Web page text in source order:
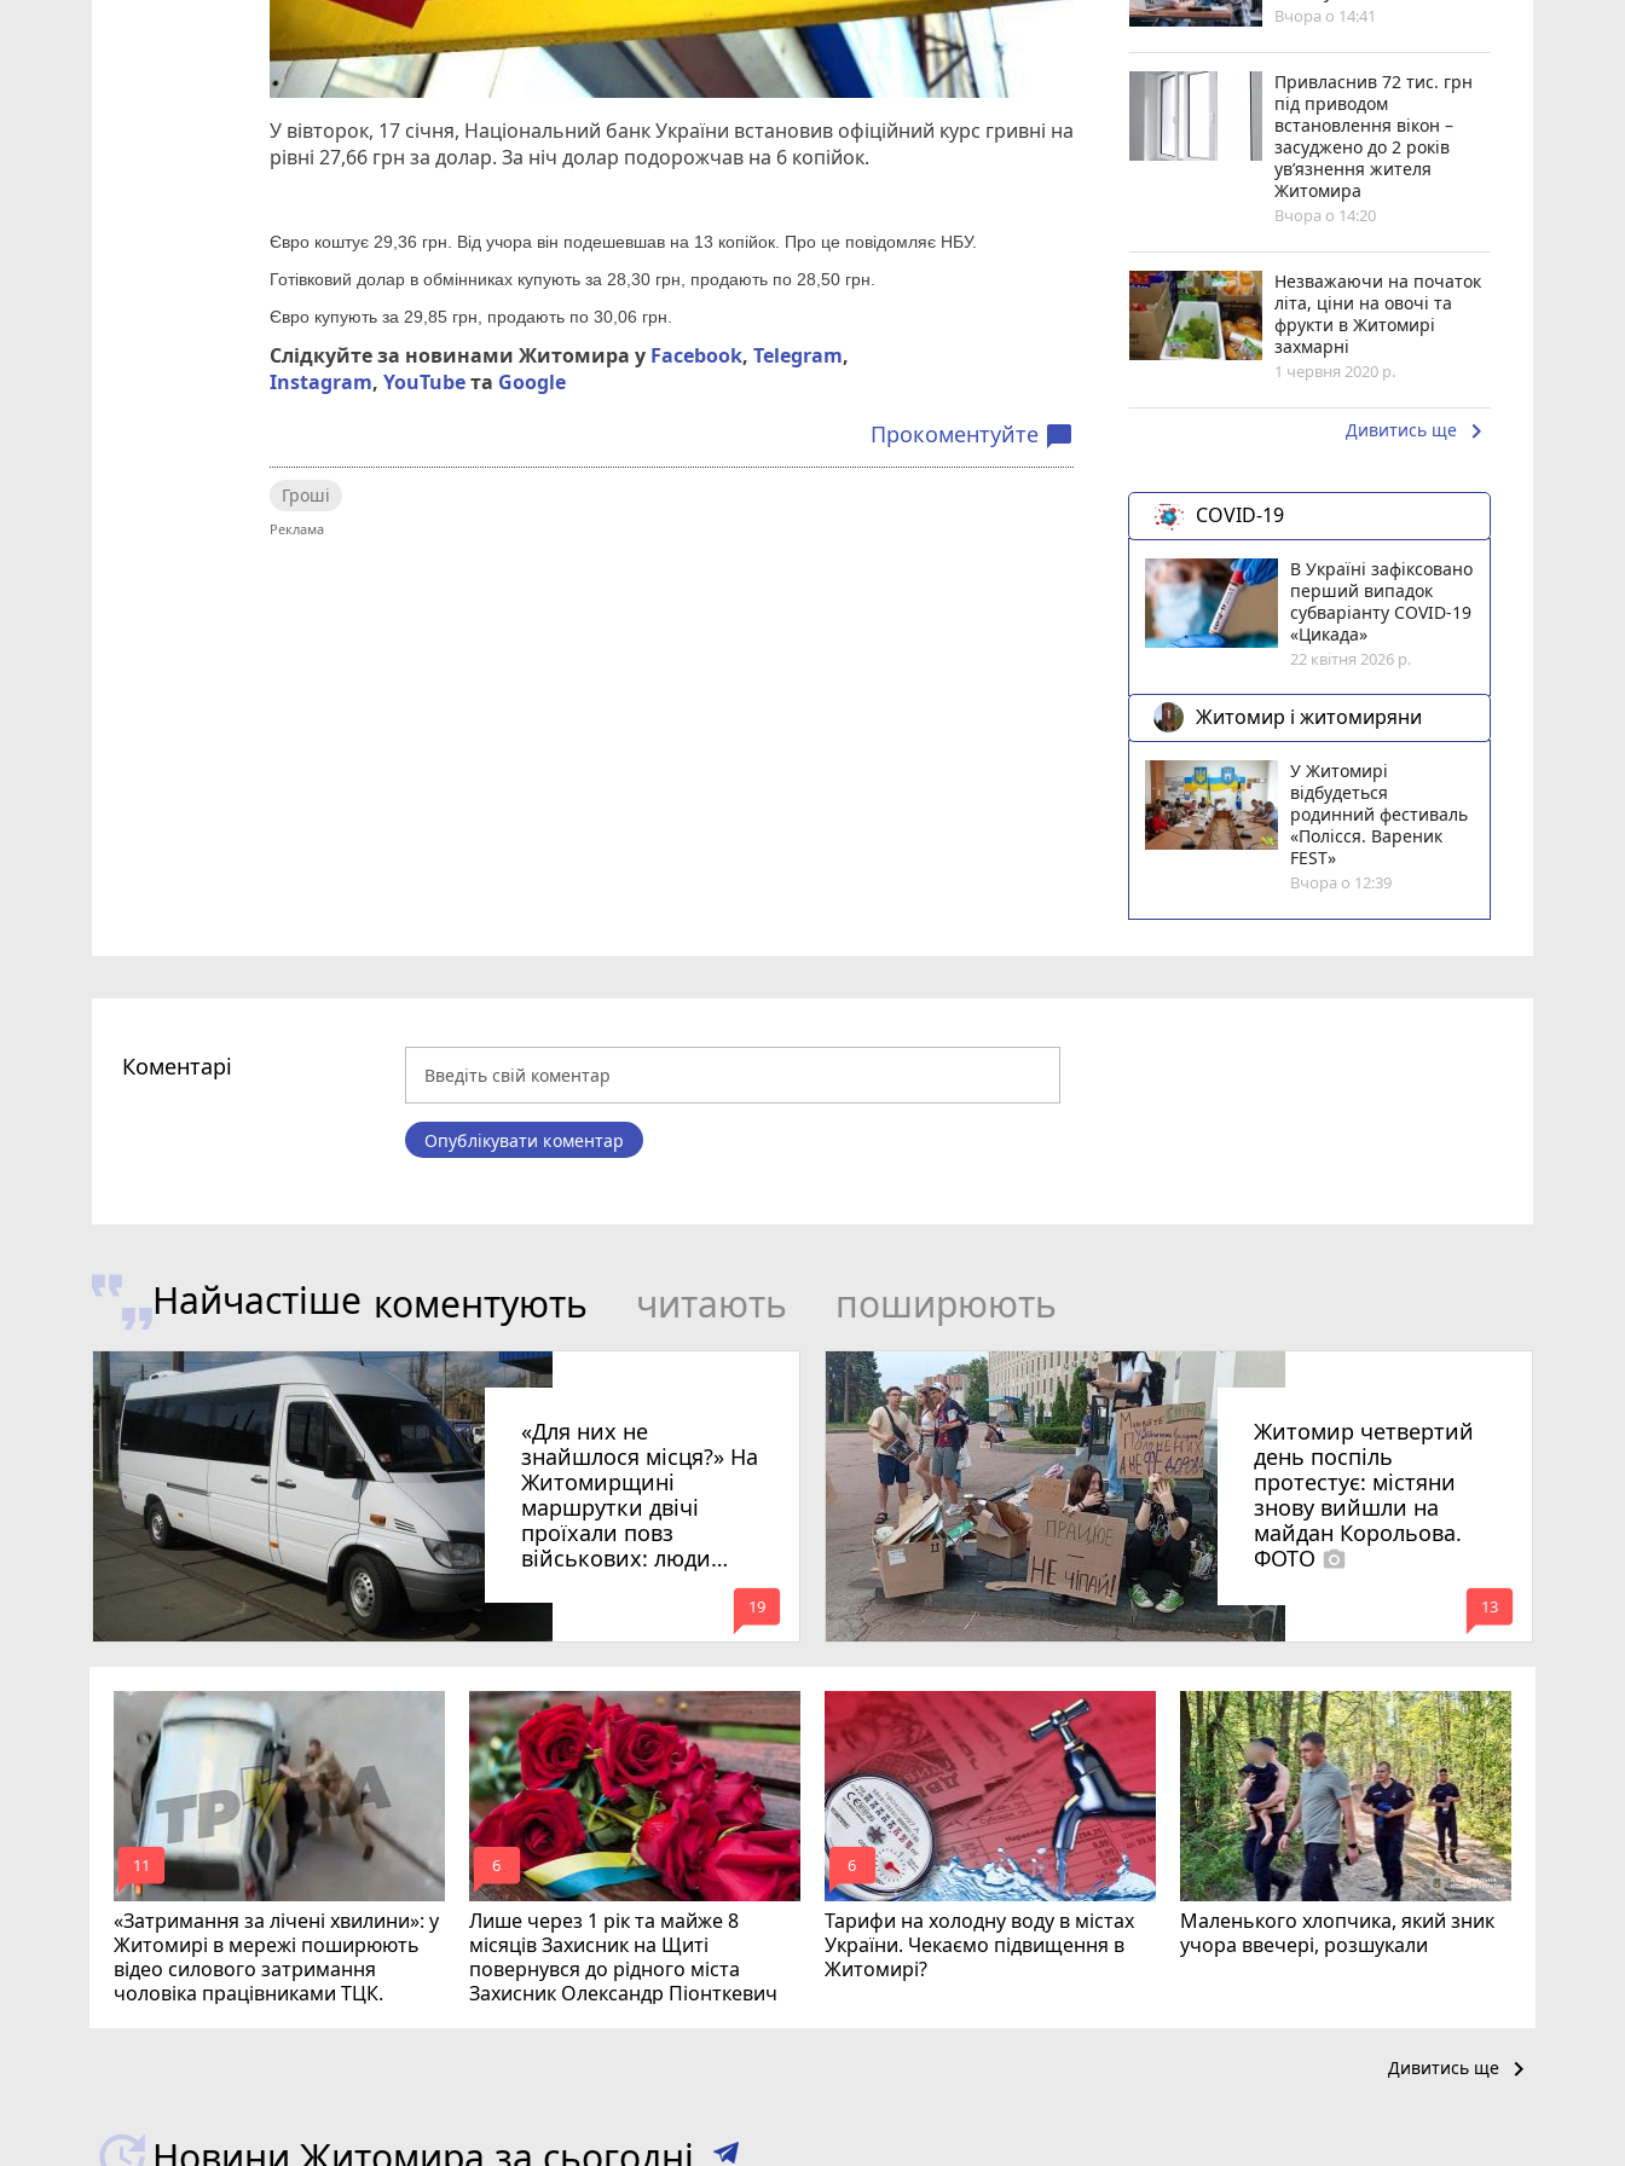
У вівторок, 17 січня, Національний банк України встановив офіційний курс гривні на
рівні 27,66 грн за долар. За ніч долар подорожчав на 6 копійок.
Євро коштує 29,36 грн. Від учора він подешевшав на 13 копійок. Про це повідомляє НБУ.
Готівковий долар в обмінниках купують за 28,30 грн, продають по 28,50 грн.
Євро купують за 29,85 грн, продають по 30,06 грн.
Слідкуйте за новинами Житомира у Facebook,Telegram,
Instagram,YouTubeта Google
Прокоментуйте chat_bubble
Гроші
Вчора о 14:41
Привласнив 72 тис. грн
під приводом
встановлення вікон –
засуджено до 2 років
ув’язнення жителя
Житомира
Вчора о 14:20
Незважаючи на початок
літа, ціни на овочі та
фрукти в Житомирі
захмарні
1 червня 2020 р.
Дивитись ще keyboard_arrow_right
COVID-19
В Україні зафіксовано
перший випадок
субваріанту COVID-19
«Цикада»
22 квітня 2026 р.
Житомир і житомиряни
У Житомирі
відбудеться
родинний фестиваль
«Полісся. Вареник
FEST»
Вчора о 12:39
Коментарі
Опублікувати коментар
Найчастіше коментують читають поширюють
«Для них не
знайшлося місця?» На
Житомирщині
маршрутки двічі
проїхали повз
військових: люди
вимагають покарати
винних
mode_comment
19
Житомир четвертий
день поспіль
протестує: містяни
знову вийшли на
майдан Корольова.
ФОТО photo_camera
mode_comment
13
«Затримання за лічені хвилини»: у
Житомирі в мережі поширюють
відео силового затримання
чоловіка працівниками ТЦК.
mode_comment
11
Лише через 1 рік та майже 8
місяців Захисник на Щиті
повернувся до рідного міста
Захисник Олександр Піонткевич
mode_comment
6
Тарифи на холодну воду в містах
України. Чекаємо підвищення в
Житомирі?
mode_comment
6
Маленького хлопчика, який зник
учора ввечері, розшукали
Дивитись ще keyboard_arrow_right